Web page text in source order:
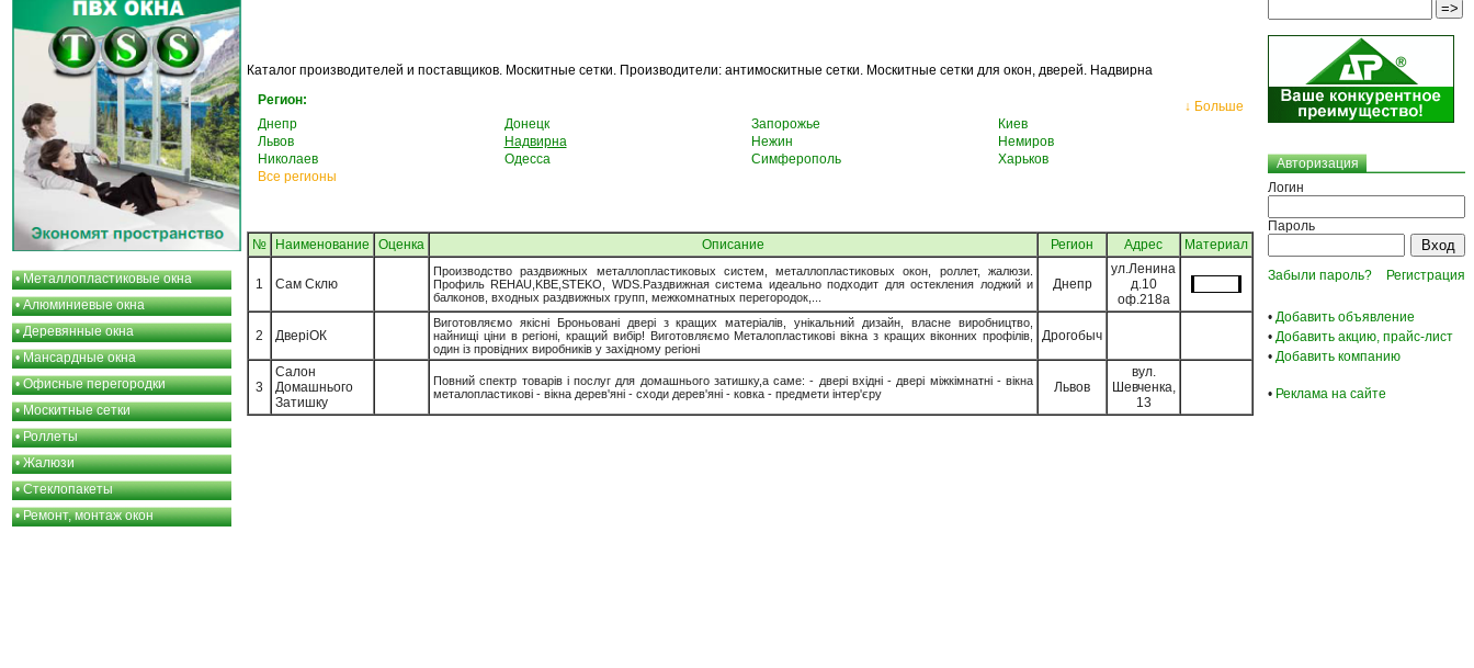
•Металлопластиковые окна
•Алюминиевые окна
•Деревянные окна
•Мансардные окна
•Офисные перегородки
•Москитные сетки
•Роллеты
•Жалюзи
•Стеклопакеты
•Ремонт, монтаж окон
Каталог производителей и поставщиков. Москитные сетки. Производители: антимоскитные сетки. Москитные сетки для окон, дверей. Надвирна
Регион:
↓ Больше
Днепр
Донецк Запорожье
Киев
Львов
Надвирна Нежин
Немиров
Николаев
Одесса Симферополь
Харьков
Все регионы
№ Наименование Oценка Описание Регион Адрес Материал
1 Сам Склю
Производство раздвижных металлопластиковых систем, металлопластиковых окон, роллет, жалюзи.
Профиль REHAU,KBE,STEKO, WDS.Раздвижная система идеально подходит для остекления лоджий и
балконов, входных раздвижных групп, межкомнатных перегородок,...
Днепр
ул.Ленина
д.10
оф.218а
2 ДверіОК
Виготовляємо якісні Броньовані двері з кращих матеріалів, унікальний дизайн, власне виробництво,
найнищі ціни в регіоні, кращий вибір! Виготовляємо Металопластикові вікна з кращих віконних профілів,
один із провідних виробників у західному регіоні
Дрогобыч
3
Салон
Домашнього
Затишку
Повний спектр товарів і послуг для домашнього затишку,а саме: - двері вхідні - двері міжкімнатні - вікна
металопластикові - вікна дерев'яні - сходи дерев'яні - ковка - предмети інтер'єру
Львов
вул.
Шевченка,
13
Авторизация
Логин
Пароль
Забыли пароль? Регистрация
• Добавить объявление
• Добавить акцию, прайс-лист
• Добавить компанию
• Реклама на сайте